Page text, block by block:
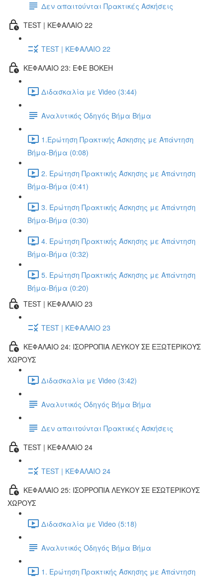
Δεν απαιτούνται Πρακτικές Ασκήσεις
TEST | ΚΕΦΑΛΑΙΟ 22
TEST | ΚΕΦΑΛΑΙΟ 22
ΚΕΦΑΛΑΙΟ 23: ΕΦΕ BOKEH
Διδασκαλία με Video (3:44)
Αναλυτικός Οδηγός Βήμα Βήμα
1.Ερώτηση Πρακτικής Άσκησης με Απάντηση
Βήμα-Βήμα (0:08)
2. Ερώτηση Πρακτικής Άσκησης με Απάντηση
Βήμα-Βήμα (0:41)
3. Ερώτηση Πρακτικής Άσκησης με Απάντηση
Βήμα-Βήμα (0:30)
4. Ερώτηση Πρακτικής Άσκησης με Απάντηση
Βήμα-Βήμα (0:32)
5. Ερώτηση Πρακτικής Άσκησης με Απάντηση
Βήμα-Βήμα (0:20)
TEST | ΚΕΦΑΛΑΙΟ 23
TEST | ΚΕΦΑΛΑΙΟ 23
ΚΕΦΑΛΑΙΟ 24: ΙΣΟΡΡΟΠΙΑ ΛΕΥΚΟΥ ΣΕ ΕΞΩΤΕΡΙΚΟΥΣ
ΧΩΡΟΥΣ
Διδασκαλία με Video (3:42)
Αναλυτικός Οδηγός Βήμα Βήμα
Δεν απαιτούνται Πρακτικές Ασκήσεις
TEST | ΚΕΦΑΛΑΙΟ 24
TEST | ΚΕΦΑΛΑΙΟ 24
ΚΕΦΑΛΑΙΟ 25: ΙΣΟΡΡΟΠΙΑ ΛΕΥΚΟΥ ΣΕ ΕΣΩΤΕΡΙΚΟΥΣ
ΧΩΡΟΥΣ
Διδασκαλία με Video (5:18)
Αναλυτικός Οδηγός Βήμα Βήμα
1. Ερώτηση Πρακτικής Άσκησης με Απάντηση